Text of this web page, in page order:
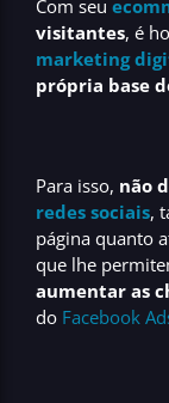
Com seu
visitantes, é
marketing
própria base
Para isso, não
redes sociais,
página quanto
que lhe
aumentar as
do Facebook